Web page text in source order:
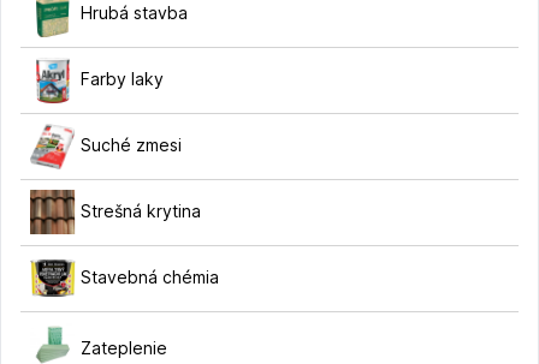
Hrubá stavba
Farby laky
Suché zmesi
Strešná krytina
Stavebná chémia
Zateplenie